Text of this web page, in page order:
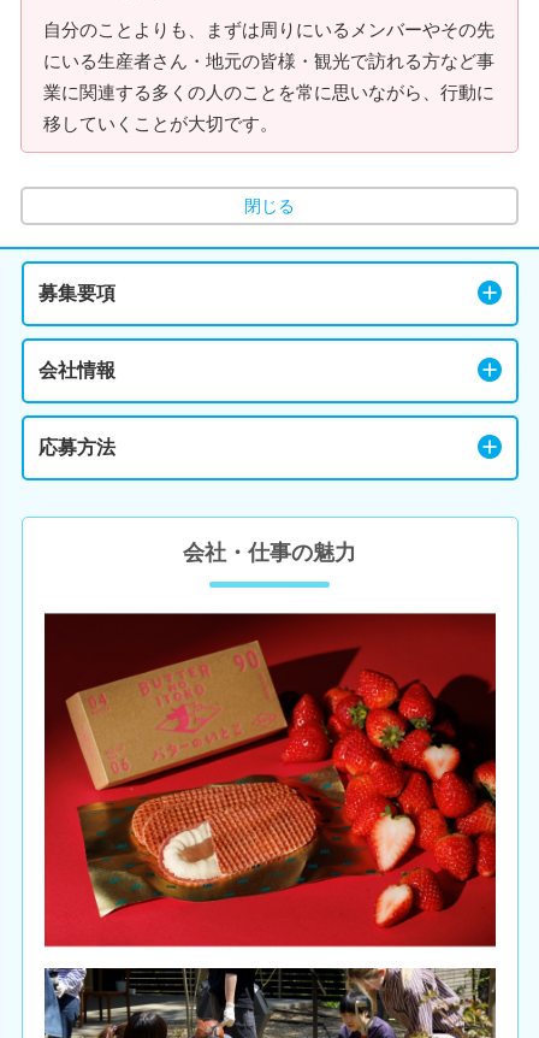
自分のことよりも、まずは周りにいるメンバーやその先
にいる生産者さん・地元の皆様・観光で訪れる方など事
業に関連する多くの人のことを常に思いながら、行動に
移していくことが大切です。
閉じる
募集要項
会社情報
応募方法
会社・仕事の魅力